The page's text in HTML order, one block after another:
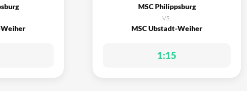
MSC Philippsburg
vs.
MSC Ubstadt-Weiher
1:15